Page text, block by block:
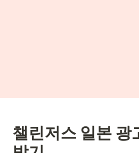
챌린저스 일본 광